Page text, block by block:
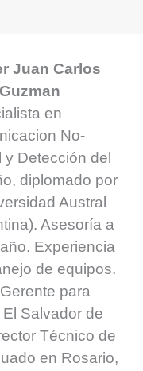
Juan Carlos
en
No-
y Detección del
diplomado por
Austral
Asesoría a
Experiencia
de equipos.
para
Salvador de
Técnico de
en Rosario,